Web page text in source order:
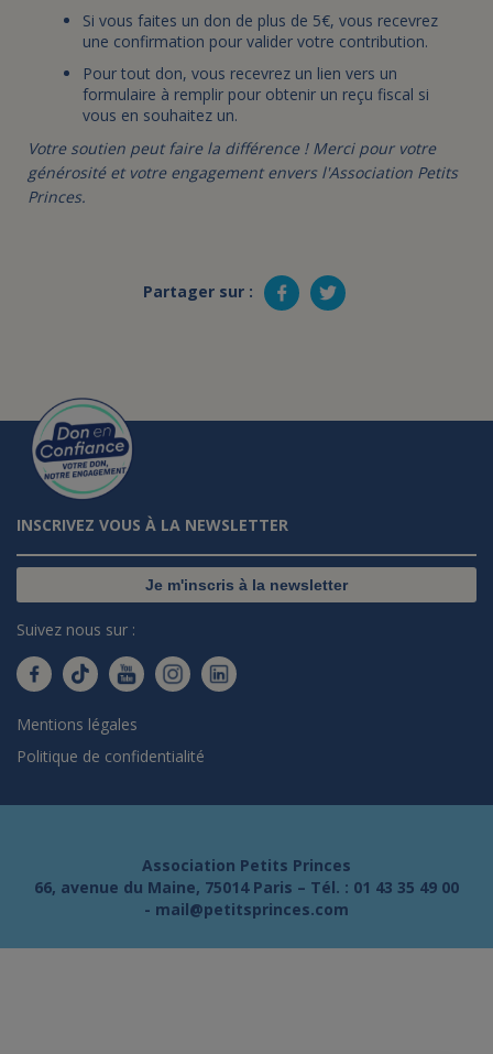
Si vous faites un don de plus de 5€, vous recevrez
une confirmation pour valider votre contribution.
Pour tout don, vous recevrez un lien vers un
formulaire à remplir pour obtenir un reçu fiscal si
vous en souhaitez un.
Votre soutien peut faire la différence ! Merci pour votre
générosité et votre engagement envers l'Association Petits
Princes.
Partager sur :
INSCRIVEZ VOUS À LA NEWSLETTER
Je m'inscris à la newsletter
Suivez nous sur :
Mentions légales
Politique de confidentialité
Association Petits Princes
66, avenue du Maine, 75014 Paris – Tél. : 01 43 35 49 00
- mail@petitsprinces.com